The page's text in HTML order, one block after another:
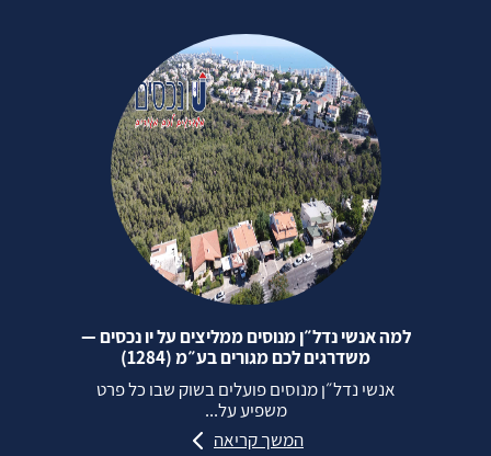
למה אנשי נדל״ן מנוסים ממליצים על יו נכסים —
משדרגים לכם מגורים בע״מ (1284)
אנשי נדל״ן מנוסים פועלים בשוק שבו כל פרט
משפיע על...
המשך קריאה